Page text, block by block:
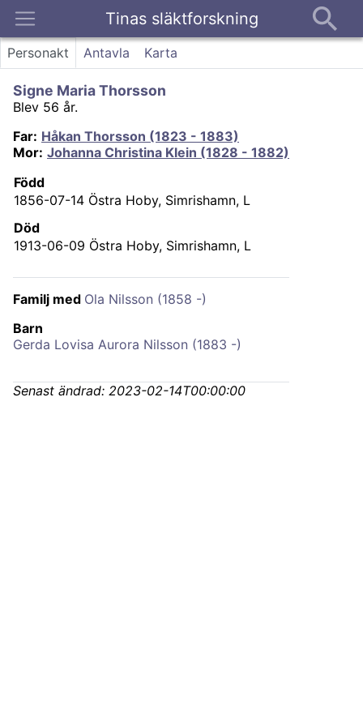
Tinas släktforskning
Kontakt
Personakt Antavla Karta
Signe Maria Thorsson
Blev 56 år.
Far: Håkan Thorsson (1823 - 1883)
Mor: Johanna Christina Klein (1828 - 1882)
Född
1856-07-14 Östra Hoby, Simrishamn, L
Död
1913-06-09 Östra Hoby, Simrishamn, L
Familj med Ola Nilsson (1858 -)
Barn
Gerda Lovisa Aurora Nilsson (1883 -)
Senast ändrad: 2023-02-14T00:00:00